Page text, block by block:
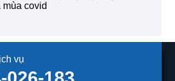
covid
vụ